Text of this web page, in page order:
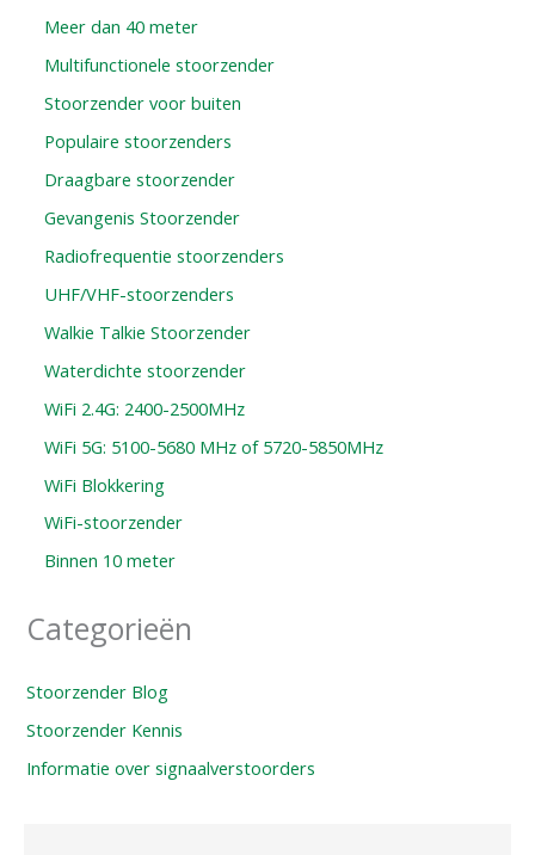
Meer dan 40 meter
Multifunctionele stoorzender
Stoorzender voor buiten
Populaire stoorzenders
Draagbare stoorzender
Gevangenis Stoorzender
Radiofrequentie stoorzenders
UHF/VHF-stoorzenders
Walkie Talkie Stoorzender
Waterdichte stoorzender
WiFi 2.4G: 2400-2500MHz
WiFi 5G: 5100-5680 MHz of 5720-5850MHz
WiFi Blokkering
WiFi-stoorzender
Binnen 10 meter
Categorieën
Stoorzender Blog
Stoorzender Kennis
Informatie over signaalverstoorders